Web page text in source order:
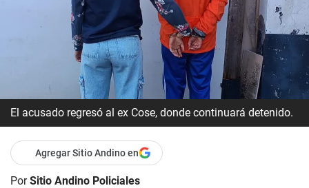
El acusado regresó al ex Cose, donde continuará detenido.
Agregar Sitio Andino en
PorSitio Andino Policiales